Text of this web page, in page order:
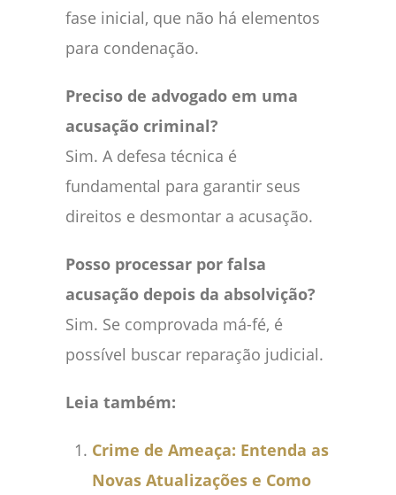
fase inicial, que não há elementos
para condenação.
Preciso de advogado em uma
acusação criminal?
Sim. A defesa técnica é
fundamental para garantir seus
direitos e desmontar a acusação.
Posso processar por falsa
acusação depois da absolvição?
Sim. Se comprovada má-fé, é
possível buscar reparação judicial.
Leia também:
Crime de Ameaça: Entenda as
Novas Atualizações e Como